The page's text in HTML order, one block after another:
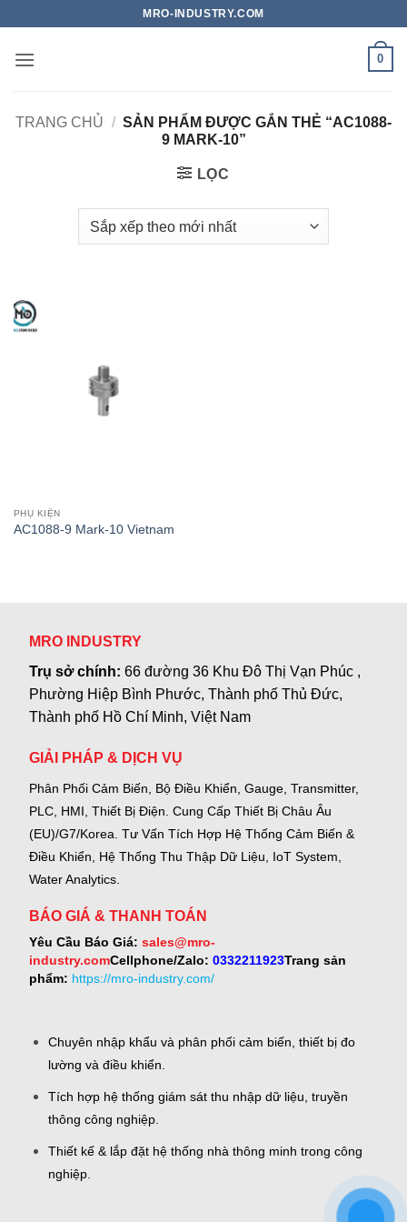
nội
MRO-INDUSTRY.COM
0
TRANG CHỦ / SẢN PHẨM ĐƯỢC GẮN THẺ “AC1088-
9 MARK-10”
LỌC
PHỤ KIỆN
AC1088-9 Mark-10 Vietnam
MRO INDUSTRY
Trụ sở chính:66 đường 36 Khu Đô Thị Vạn Phúc ,
Phường Hiệp Bình Phước, Thành phố Thủ Đức,
Thành phố Hồ Chí Minh, Việt Nam
GIẢI PHÁP & DỊCH VỤ
Phân Phối Cảm Biến, Bộ Điều Khiển, Gauge, Transmitter,
PLC, HMI, Thiết Bị Điện. Cung Cấp Thiết Bị Châu Âu
(EU)/G7/Korea. Tư Vấn Tích Hợp Hệ Thống Cảm Biến &
Điều Khiển, Hệ Thống Thu Thập Dữ Liệu, IoT System,
Water Analytics.
BÁO GIÁ & THANH TOÁN
Yêu Cầu Báo Giá: sales@mro-
industry.comCellphone/Zalo: 0332211923Trang sản
phẩm: https://mro-industry.com/
Chuyên nhập khẩu và phân phối cảm biến, thiết bị đo
lường và điều khiển.
Tích hợp hệ thống giám sát thu nhập dữ liệu, truyền
thông công nghiệp.
Thiết kế & lắp đặt hệ thống nhà thông minh trong công
nghiệp.